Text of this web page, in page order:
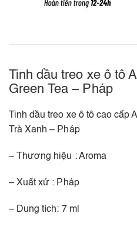
Tinh dầu treo xe ô tô
Green Tea – Pháp
Tinh dầu treo xe ô tô cao cấp
Trà Xanh – Pháp
– Thương hiệu : Aroma
– Xuất xứ : Pháp
– Dung tích: 7 ml